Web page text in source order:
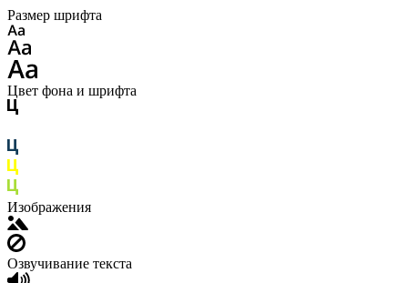
Размер шрифта
Цвет фона и шрифта
Изображения
Озвучивание текста